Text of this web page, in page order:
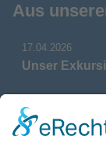
Aus
17.04.2026
Unser
17.04.2026